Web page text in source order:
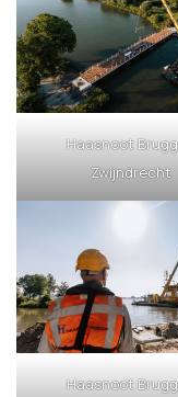
Haasnoot
Zwijndrecht
Haasnoot